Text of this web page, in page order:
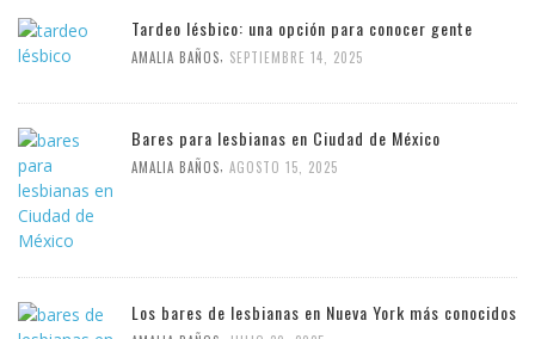
Tardeo lésbico: una opción para conocer gente
AMALIA BAÑOS SEPTIEMBRE 14, 2025
Bares para lesbianas en Ciudad de México
AMALIA BAÑOS AGOSTO 15, 2025
Los bares de lesbianas en Nueva York más conocidos